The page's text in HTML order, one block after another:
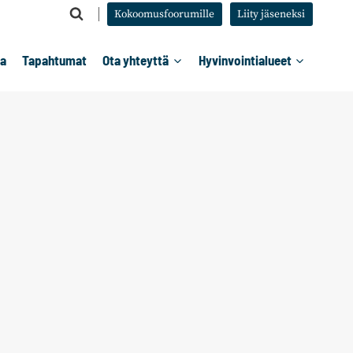
Kokoomusfoorumille Liity jäseneksi
Tapahtumat Ota yhteyttä Hyvinvointialueet